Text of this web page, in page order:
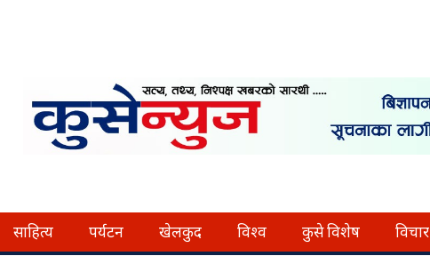
साहित्य पर्यटन खेलकुद विश्व कुसे विशेष विचार